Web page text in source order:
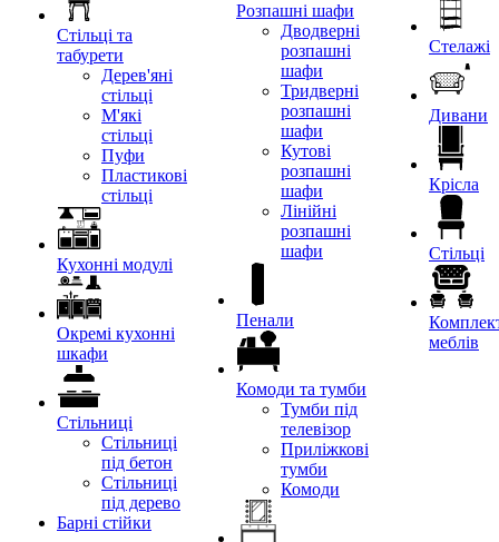
Стільці та
табурети
Дерев'яні
стільці
М'які
стільці
Пуфи
Пластикові
стільці
Кухонні модулі
Окремі кухонні
шкафи
Стільниці
Стільниці
під бетон
Стільниці
під дерево
Барні стійки
Розпашні шафи
Дводверні
розпашні
шафи
Тридверні
розпашні
шафи
Кутові
розпашні
шафи
Лінійні
розпашні
шафи
Пенали
Комоди та тумби
Тумби під
телевізор
Приліжкові
тумби
Комоди
Стелажі
Дивани
Крісла
Стільці
меблів